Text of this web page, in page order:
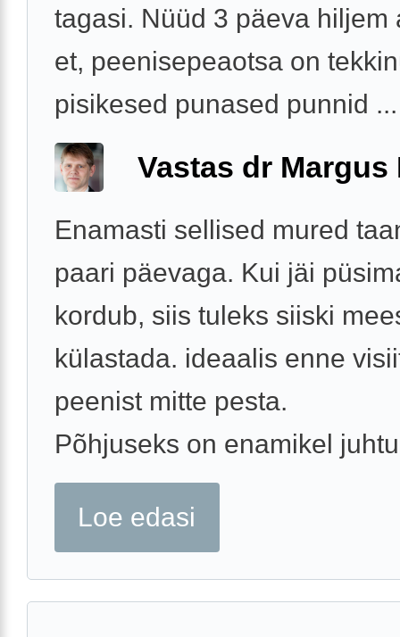
tagasi. Nüüd 3 päeva hiljem
et, peenisepeaotsa on
pisikesed punased punnid ...
Vastas dr Margus
Enamasti sellised mured
paari päevaga. Kui jäi
kordub, siis tuleks siiski
külastada. ideaalis enne
peenist mitte pesta.
Põhjuseks on enamikel
Loe edasi